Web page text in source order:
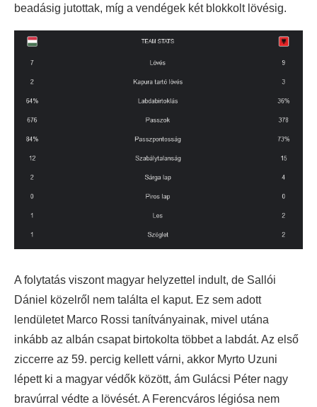
beadásig jutottak, míg a vendégek két blokkolt lövésig.
A folytatás viszont magyar helyzettel indult, de Sallói
Dániel közelről nem találta el kaput. Ez sem adott
lendületet Marco Rossi tanítványainak, mivel utána
inkább az albán csapat birtokolta többet a labdát. Az első
ziccerre az 59. percig kellett várni, akkor Myrto Uzuni
lépett ki a magyar védők között, ám Gulácsi Péter nagy
bravúrral védte a lövését. A Ferencváros légiósa nem